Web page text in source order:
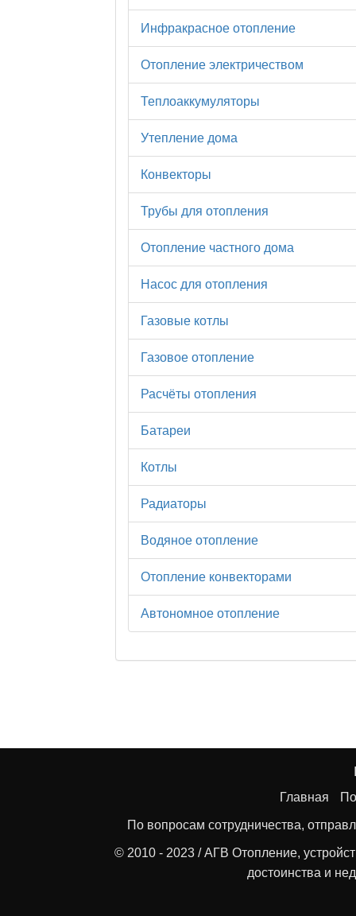
Инфракрасное отопление
Отопление электричеством
Теплоаккумуляторы
Утепление дома
Конвекторы
Трубы для отопления
Отопление частного дома
Насос для отопления
Газовые котлы
Газовое отопление
Расчёты отопления
Батареи
Котлы
Радиаторы
Водяное отопление
Отопление конвекторами
Автономное отопление
Главная
По вопросам сотрудничества,
© 2010 - 2023 / АГВ Отопление,
достоинства и